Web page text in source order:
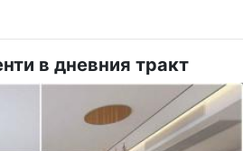
в дневния тракт